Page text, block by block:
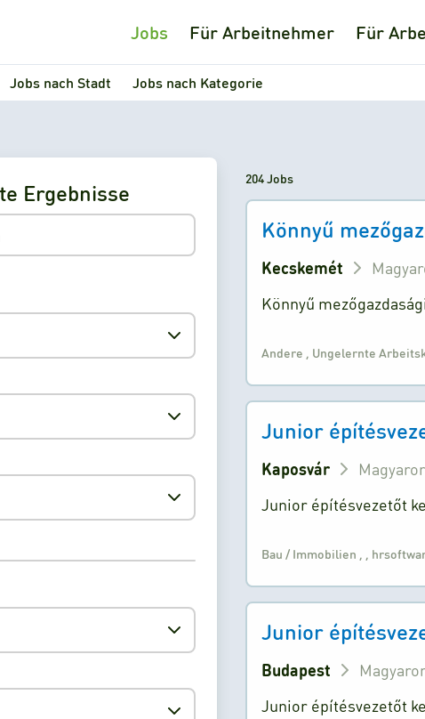
Jobs Für Arbeitnehmer Für
Jobs nach Stadt Jobs nach Kategorie
Ergebnisse
204 Jobs
Könnyű
Kecskemét
Könnyű
Andere Ungelernte
Junior
Kaposvár
Junior építésvezetőt
Bau / Immobilien
Junior
Budapest
Junior építésvezetőt